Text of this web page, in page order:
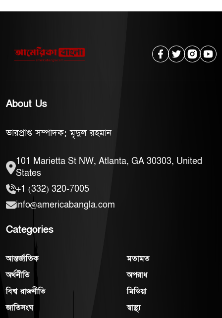
About Us
ভারপ্রাপ্ত সম্পাদক: মৃদুল রহমান
101 Marietta St NW, Atlanta, GA 30303, United
States
+1 (332) 320-7005
info@americabangla.com
Categories
আন্তর্জাতিক
অর্থনীতি
বিশ্ব রাজনীতি
জাতিসংঘ
মতামত
অপরাধ
মিডিয়া
স্বাস্থ্য